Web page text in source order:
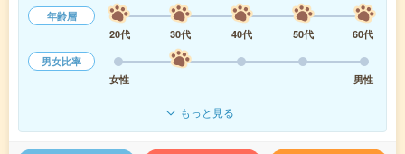
年齢層
20代
30代 40代 50代
60代
男女比率
女性
男性
もっと見る